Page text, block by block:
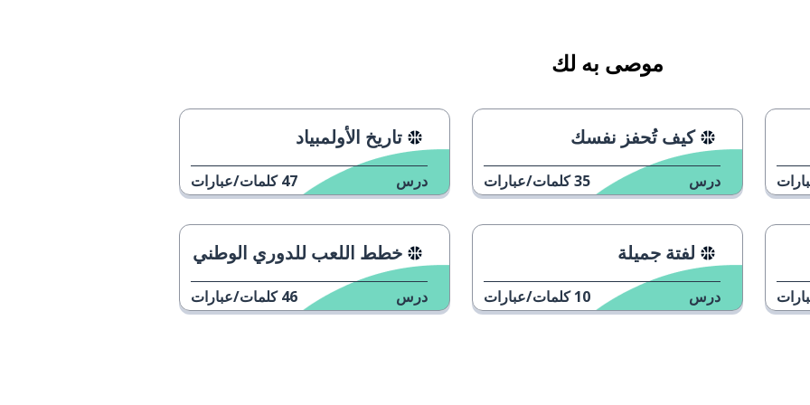
موصى به لك
كيف تُحفز نفسك
درس 35كلمات/عبارات
تاريخ الأولمبياد
درس 47 كلمات/عبارات
لفتة جميلة
درس 10 كلمات/عبارات
خطط اللعب للدوري الوطني
درس 46 كلمات/عبارات